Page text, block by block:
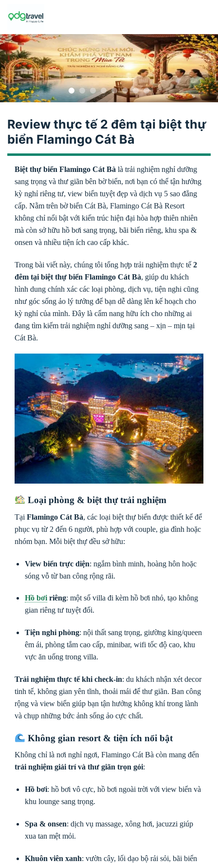
Review thực tế 2 đêm tại biệt thự
biển Flamingo Cát Bà
Biệt thự biển Flamingo Cát Bà là trải nghiệm nghỉ dưỡng
sang trọng và thư giãn bên bờ biển, nơi bạn có thể tận hưởng
kỳ nghỉ riêng tư, view biển tuyệt đẹp và dịch vụ 5 sao đẳng
cấp. Nằm trên bờ biển Cát Bà, Flamingo Cát Bà Resort
không chỉ nổi bật với kiến trúc hiện đại hòa hợp thiên nhiên
mà còn sở hữu hồ bơi sang trọng, bãi biển riêng, khu spa &
onsen và nhiều tiện ích cao cấp khác.
Trong bài viết này, chúng tôi tổng hợp trải nghiệm thực tế 2
đêm tại biệt thự biển Flamingo Cát Bà, giúp du khách
hình dung chính xác các loại phòng, dịch vụ, tiện nghi cũng
như góc sống ảo lý tưởng để bạn dễ dàng lên kế hoạch cho
kỳ nghỉ của mình. Đây là cẩm nang hữu ích cho những ai
đang tìm kiếm trải nghiệm nghỉ dưỡng sang – xịn – mịn tại
Cát Bà.
Loại phòng & biệt thự trải nghiệm
Tại Flamingo Cát Bà, các loại biệt thự biển được thiết kế để
phục vụ từ 2 đến 6 người, phù hợp với couple, gia đình hoặc
nhóm bạn. Mỗi biệt thự đều sở hữu:
View biển trực diện: ngắm bình minh, hoàng hôn hoặc
sóng vỗ từ ban công rộng rãi.
Hồ bơiriêng: một số villa đi kèm hồ bơi nhỏ, tạo không
gian riêng tư tuyệt đối.
Tiện nghi phòng: nội thất sang trọng, giường king/queen
êm ái, phòng tắm cao cấp, minibar, wifi tốc độ cao, khu
vực ăn uống trong villa.
Trải nghiệm thực tế khi check-in: du khách nhận xét decor
tinh tế, không gian yên tĩnh, thoải mái để thư giãn. Ban công
rộng và view biển giúp bạn tận hưởng không khí trong lành
và chụp những bức ảnh sống ảo cực chất.
Không gian resort & tiện ích nổi bật
Không chỉ là nơi nghỉ ngơi, Flamingo Cát Bà còn mang đến
trải nghiệm giải trí và thư giãn trọn gói:
Hồ bơi: hồ bơi vô cực, hồ bơi ngoài trời với view biển và
khu lounge sang trọng.
Spa & onsen: dịch vụ massage, xông hơi, jacuzzi giúp
xua tan mệt mỏi.
Khuôn viên xanh: vườn cây, lối dạo bộ rải sỏi, bãi biển